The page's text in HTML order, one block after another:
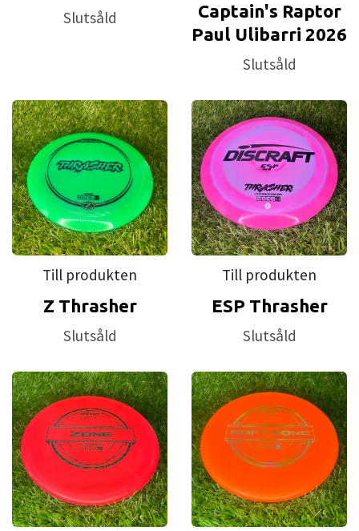
Slutsåld
Captain's Raptor
Paul Ulibarri 2026
Slutsåld
Till produkten
Z Thrasher
Slutsåld
Till produkten
ESP Thrasher
Slutsåld